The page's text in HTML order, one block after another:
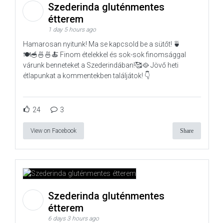
Szederinda gluténmentes
étterem
1 day 5 hours ago
Hamarosan nyitunk! Ma se kapcsold be a sütőt! 🍵
🍽️🥣🍜🍜🍝 Finom ételekkel és sok-sok finomsággal
várunk benneteket a Szederindában!🥰🥘 Jövő heti
étlapunkat a kommentekben találjátok! 👇
24 3
View on Facebook Share
Szederinda gluténmentes
étterem
6 days 3 hours ago